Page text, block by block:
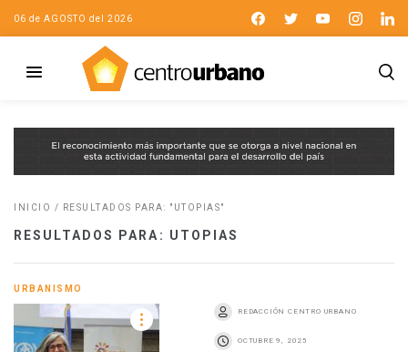
06 de AGOSTO del 2026
INICIO / RESULTADOS PARA: "UTOPIAS"
RESULTADOS PARA: UTOPIAS
URBANISMO
REDACCIÓN CENTRO URBANO
OCTUBRE 9, 2025